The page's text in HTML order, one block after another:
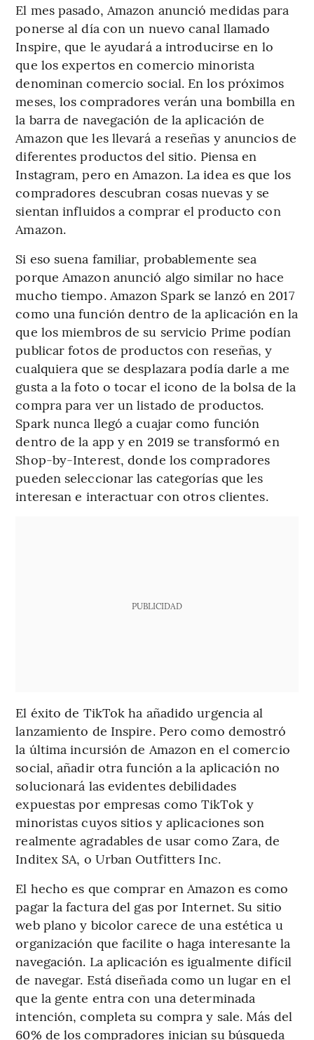
El mes pasado, Amazon anunció medidas para
ponerse al día con un nuevo canal llamado
Inspire, que le ayudará a introducirse en lo
que los expertos en comercio minorista
denominan comercio social. En los próximos
meses, los compradores verán una bombilla en
la barra de navegación de la aplicación de
Amazon que les llevará a reseñas y anuncios de
diferentes productos del sitio. Piensa en
Instagram, pero en Amazon. La idea es que los
compradores descubran cosas nuevas y se
sientan influidos a comprar el producto con
Amazon.
Si eso suena familiar, probablemente sea
porque Amazon anunció algo similar no hace
mucho tiempo. Amazon Spark se lanzó en 2017
como una función dentro de la aplicación en la
que los miembros de su servicio Prime podían
publicar fotos de productos con reseñas, y
cualquiera que se desplazara podía darle a me
gusta a la foto o tocar el icono de la bolsa de la
compra para ver un listado de productos.
Spark nunca llegó a cuajar como función
dentro de la app y en 2019 se transformó en
Shop-by-Interest, donde los compradores
pueden seleccionar las categorías que les
interesan e interactuar con otros clientes.
PUBLICIDAD
El éxito de TikTok ha añadido urgencia al
lanzamiento de Inspire. Pero como demostró
la última incursión de Amazon en el comercio
social, añadir otra función a la aplicación no
solucionará las evidentes debilidades
expuestas por empresas como TikTok y
minoristas cuyos sitios y aplicaciones son
realmente agradables de usar como Zara, de
Inditex SA, o Urban Outfitters Inc.
El hecho es que comprar en Amazon es como
pagar la factura del gas por Internet. Su sitio
web plano y bicolor carece de una estética u
organización que facilite o haga interesante la
navegación. La aplicación es igualmente difícil
de navegar. Está diseñada como un lugar en el
que la gente entra con una determinada
intención, completa su compra y sale. Más del
60% de los compradores inician su búsqueda